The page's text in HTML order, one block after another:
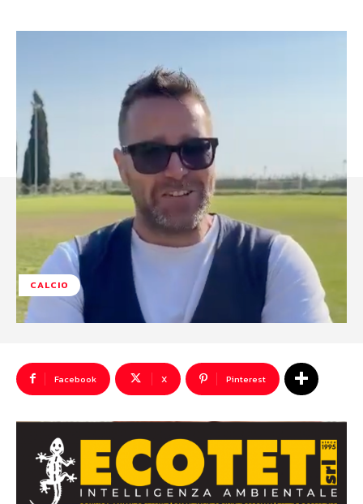
CALCIO
Facebook X Pinterest